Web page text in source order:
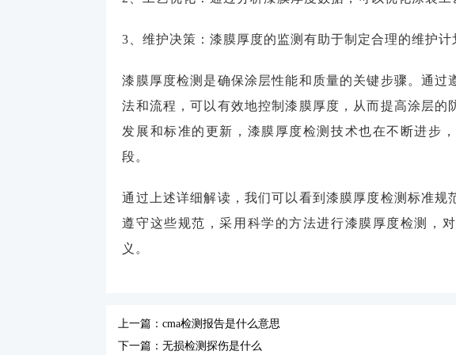
3、维护决策：漆膜厚度的监测有助于制定合理的维护计
漆膜厚度检测是确保涂层性能和质量的关键步骤。通
法和流程，可以有效地控制漆膜厚度，从而提高涂层
发展和标准的更新，漆膜厚度检测技术也在不断进步
段。
通过上述详细解读，我们可以看到漆膜厚度检测标准
遵守这些规范，采用科学的方法进行漆膜厚度检测，
义。
上一篇：cma检测报告是什么意思
下一篇：无损检测探伤是什么